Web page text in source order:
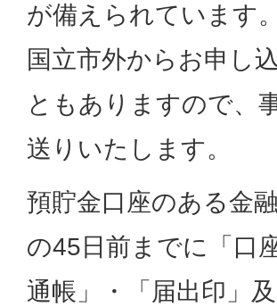
が備えられています。
国立市外からお申し
ともありますので、
送りいたします。
預貯金口座のある金
の45日前までに「口
通帳」・「届出印」